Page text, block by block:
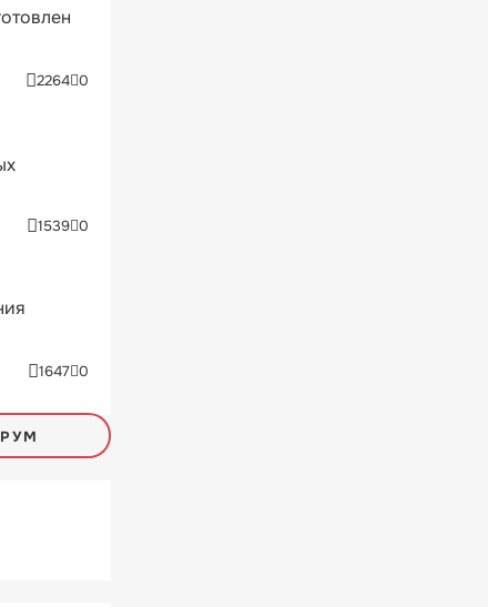
2264 0
1539 0
1647 0